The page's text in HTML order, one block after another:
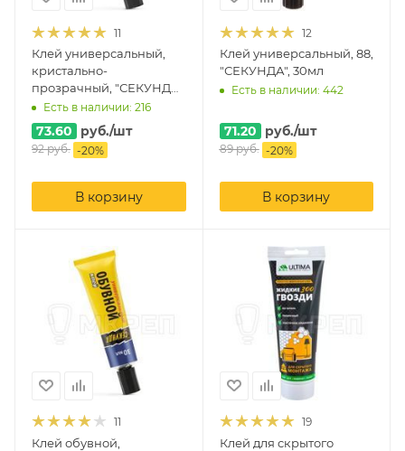
11
Клей универсальный,
кристально-
прозрачный, "СЕКУНДА",
30мл
Есть в наличии: 216
73.60 руб./шт
92руб. -20%
В корзину
12
Клей универсальный, 88,
"СЕКУНДА", 30мл
Есть в наличии: 442
71.20 руб./шт
89руб. -20%
В корзину
11
Клей обувной,
19
Клей для скрытого